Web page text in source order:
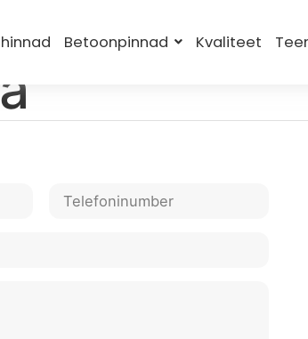
Betoonpinnad Kvaliteet
ülalt